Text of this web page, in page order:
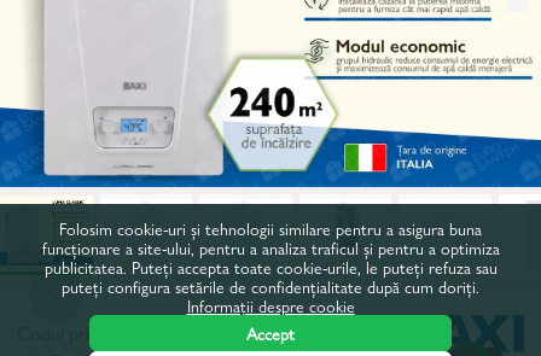
BXLC2400F
Folosim cookie-uri și tehnologii similare pentru a asigura buna
funcționare a site-ului, pentru a analiza traficul și pentru a optimiza
publicitatea. Puteți accepta toate cookie-urile, le puteți refuza sau
puteți configura setările de confidențialitate după cum doriți.
Informații despre cookie
Accept